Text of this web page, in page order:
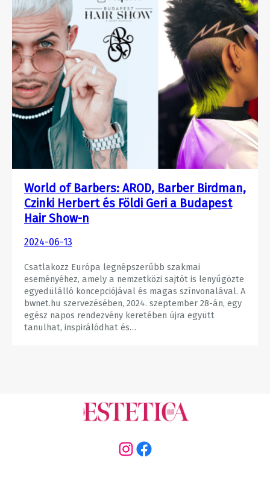
World of Barbers: AROD, Barber Birdman,
Czinki Herbert és Földi Geri a Budapest
Hair Show-n
2024-06-13
Csatlakozz Európa legnépszerűbb szakmai
eseményéhez, amely a nemzetközi sajtót is lenyűgözte
egyedülálló koncepciójával és magas színvonalával. A
bwnet.hu szervezésében, 2024. szeptember 28-án, egy
egész napos rendezvény keretében újra együtt
tanulhat, inspirálódhat és…
Instagram Facebook